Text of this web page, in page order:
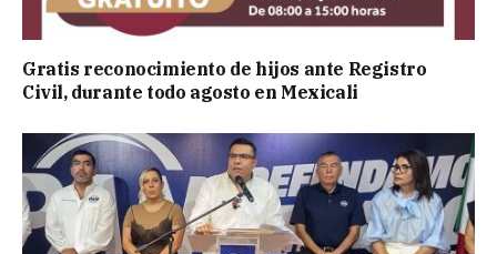
Gratis reconocimiento de hijos ante Registro
Civil, durante todo agosto en Mexicali